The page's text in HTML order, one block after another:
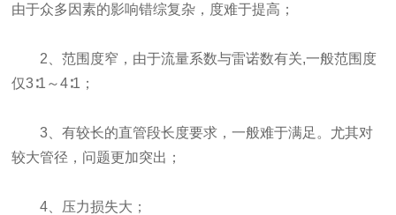
由于众多因素的影响错综复杂，度难于提高；
2、范围度窄，由于流量系数与雷诺数有关,一般范围度
仅3∶1～4∶1；
3、有较长的直管段长度要求，一般难于满足。尤其对
较大管径，问题更加突出；
4、压力损失大；